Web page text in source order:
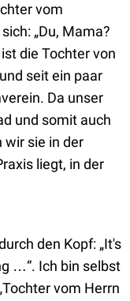
vom
„Du, Mama?
die Tochter von
seit ein paar
Da unser
und somit auch
wir sie in der
liegt, in der
den Kopf: „It's
…“. Ich bin selbst
vom Herrn